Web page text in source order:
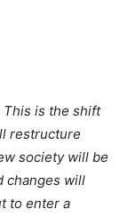
This is the shift
restructure
society will be
changes will
to enter a